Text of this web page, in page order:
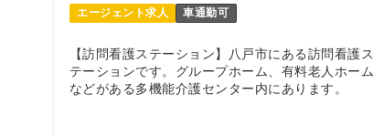
エージェント求人 車通勤可
【訪問看護ステーション】八戸市にある訪問看護ス
テーションです。グループホーム、有料老人ホーム
などがある多機能介護センター内にあります。